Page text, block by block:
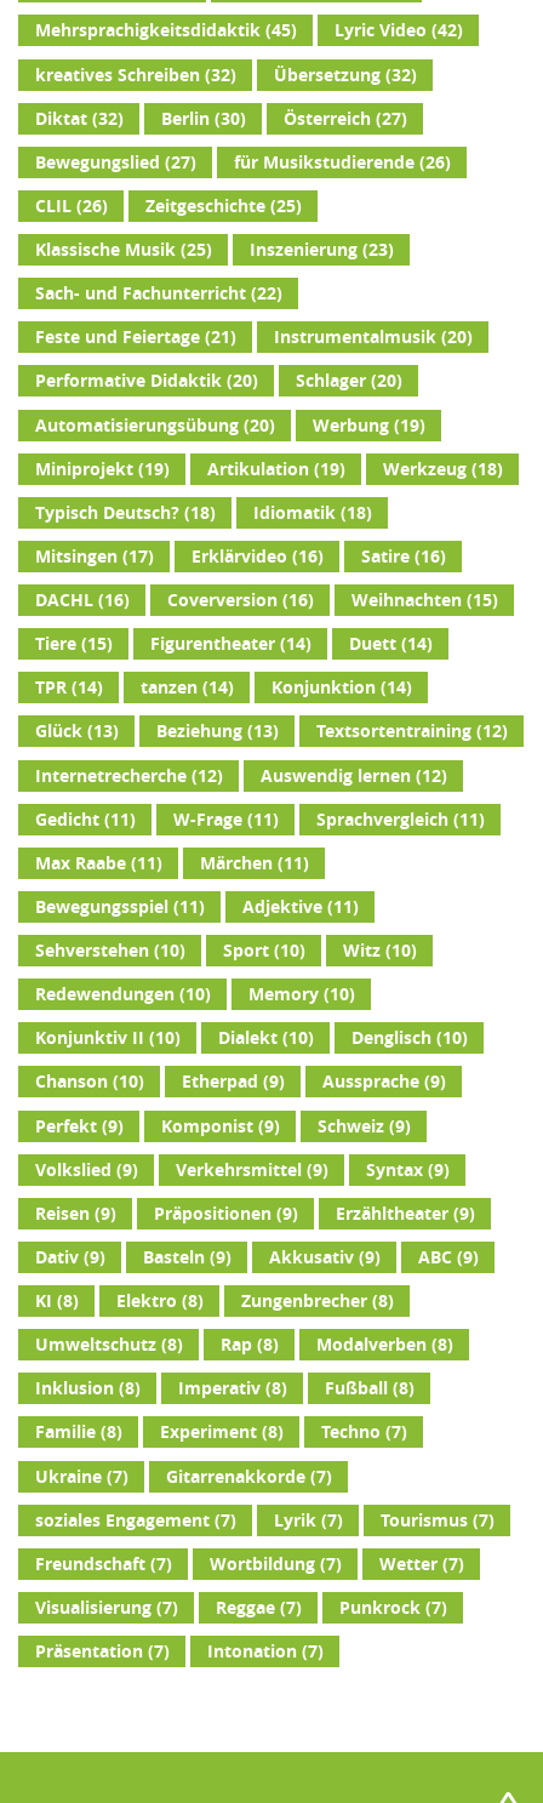
Mehrsprachigkeitsdidaktik(45) Lyric Video (42)
kreatives Schreiben(32) Übersetzung(32)
Diktat(32) Berlin(30) Österreich(27)
Bewegungslied (27) für Musikstudierende(26)
CLIL(26) Zeitgeschichte(25)
Klassische Musik(25) Inszenierung(23)
Sach- und Fachunterricht(22)
Feste und Feiertage(21) Instrumentalmusik(20)
Performative Didaktik(20) Schlager(20)
Automatisierungsübung(20) Werbung(19)
Miniprojekt(19) Artikulation(19) Werkzeug(18)
Typisch Deutsch?(18) Idiomatik(18)
Mitsingen(17) Erklärvideo (16) Satire(16)
DACHL(16) Coverversion(16) Weihnachten(15)
Tiere(15) Figurentheater(14) Duett(14)
TPR(14) tanzen(14) Konjunktion(14)
Glück(13) Beziehung(13) Textsortentraining(12)
Internetrecherche(12) Auswendig lernen(12)
Gedicht(11) W-Frage(11) Sprachvergleich(11)
Max Raabe(11) Märchen(11)
Bewegungsspiel(11) Adjektive(11)
Sehverstehen(10) Sport(10) Witz(10)
Redewendungen(10) Memory(10)
Konjunktiv II (10) Dialekt(10) Denglisch(10)
Chanson(10) Etherpad (9) Aussprache(9)
Perfekt(9) Komponist(9) Schweiz(9)
Volkslied (9) Verkehrsmittel(9) Syntax(9)
Reisen(9) Präpositionen(9) Erzähltheater(9)
Dativ(9) Basteln(9) Akkusativ(9) ABC (9)
KI (8) Elektro (8) Zungenbrecher(8)
Umweltschutz(8) Rap(8) Modalverben(8)
Inklusion(8) Imperativ(8) Fußball (8)
Familie(8) Experiment(8) Techno (7)
Ukraine(7) Gitarrenakkorde(7)
soziales Engagement(7) Lyrik(7) Tourismus(7)
Freundschaft(7) Wortbildung(7) Wetter(7)
Visualisierung(7) Reggae(7) Punkrock(7)
Präsentation(7) Intonation(7)